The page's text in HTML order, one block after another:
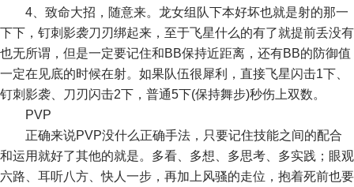
4、致命大招，随意来。龙女组队下本好坏也就是射的那一
下下，钉刺影袭刀刃绑起来，至于飞星什么的有了就提前丢没有
也无所谓，但是一定要记住和BB保持近距离，还有BB的防御值
一定在见底的时候在射。如果队伍很犀利，直接飞星闪击1下、
钉刺影袭、刀刃闪击2下，普通5下(保持舞步)秒伤上双数。
PVP
正确来说PVP没什么正确手法，只要记住技能之间的配合
和运用就好了其他的就是。多看、多想、多思考、多实践；眼观
六路、耳听八方、快人一步，再加上风骚的走位，抱着死前也要